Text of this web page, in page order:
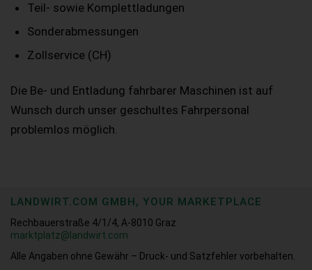
Teil- sowie Komplettladungen
Sonderabmessungen
Zollservice (CH)
Die Be- und Entladung fahrbarer Maschinen ist auf
Wunsch durch unser geschultes Fahrpersonal
problemlos möglich.
LANDWIRT.COM GMBH, YOUR MARKETPLACE
Rechbauerstraße 4/1/4, A-8010 Graz
marktplatz@landwirt.com
Alle Angaben ohne Gewähr – Druck- und Satzfehler vorbehalten.